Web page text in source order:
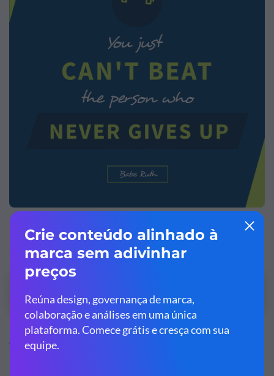
Personalize este modelo e deixe ele com a sua
cara!
Editar e Baixar
“Muitos dos fracassos da vida são pessoas que não